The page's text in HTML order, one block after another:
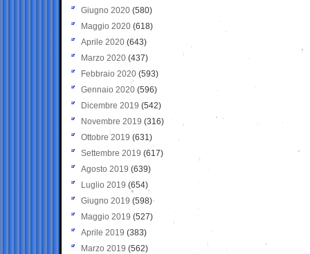
Giugno 2020 (580)
Maggio 2020 (618)
Aprile 2020 (643)
Marzo 2020 (437)
Febbraio 2020 (593)
Gennaio 2020 (596)
Dicembre 2019 (542)
Novembre 2019 (316)
Ottobre 2019 (631)
Settembre 2019 (617)
Agosto 2019 (639)
Luglio 2019 (654)
Giugno 2019 (598)
Maggio 2019 (527)
Aprile 2019 (383)
Marzo 2019 (562)